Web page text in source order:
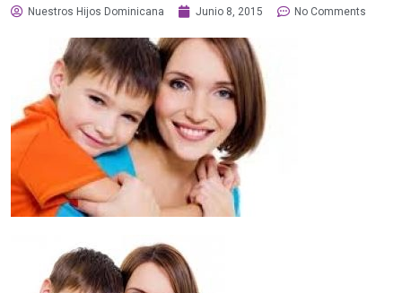
Nuestros Hijos Dominicana Junio 8, 2015 No Comments